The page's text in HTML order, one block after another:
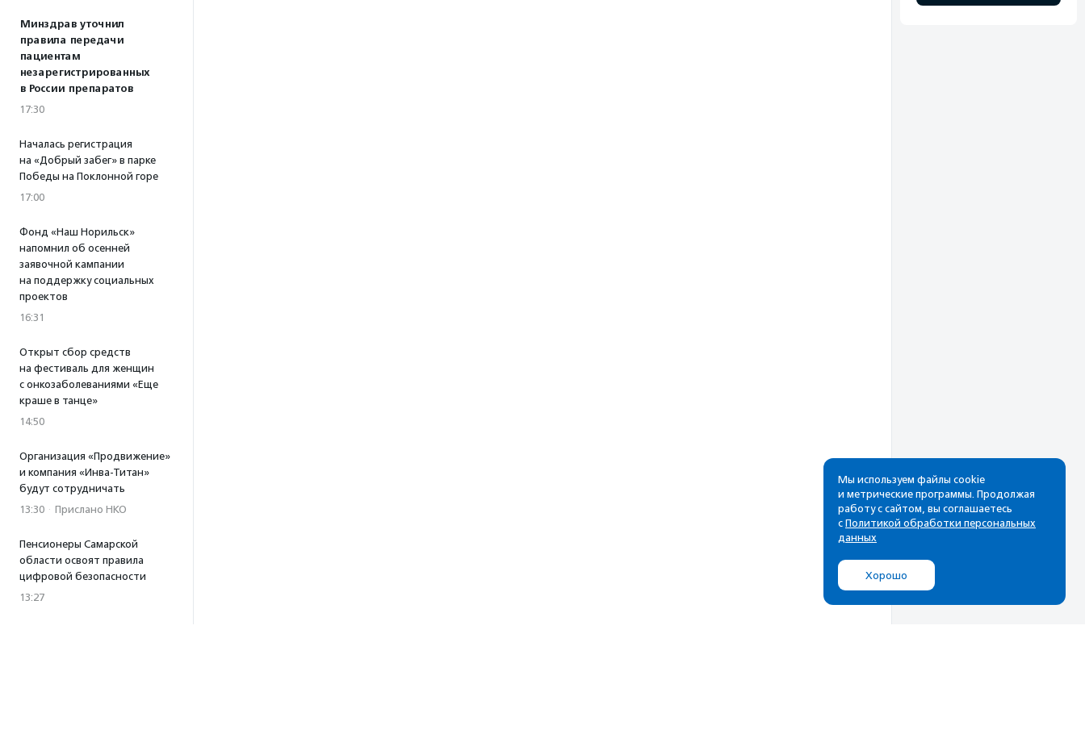
Минздрав уточнил
правила передачи
пациентам
незарегистрированных
в России препаратов
17:30
Началась регистрация
на «Добрый забег» в парке
Победы на Поклонной горе
17:00
Фонд «Наш Норильск»
напомнил об осенней
заявочной кампании
на поддержку социальных
проектов
16:31
Открыт сбор средств
на фестиваль для женщин
с онкозаболеваниями «Еще
краше в танце»
14:50
Организация «Продвижение»
и компания «Инва-Титан»
будут сотрудничать
13:30 · Прислано НКО
Пенсионеры Самарской
области освоят правила
цифровой безопасности
13:27
Рассылка
Cамые свежие новости,
почтовом ящике
Мы используем файлы cookie
и метрические программы. Продолжая
работу с сайтом, вы соглашаетесь
с Политикой обработки персональных
данных
Хорошо